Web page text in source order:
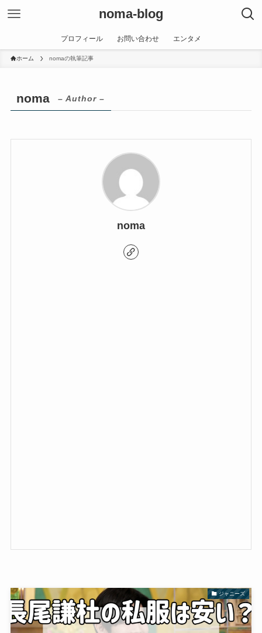
noma-blog
プロフィール お問い合わせ エンタメ
ホーム nomaの執筆記事
noma – Author –
noma
ジャニーズ